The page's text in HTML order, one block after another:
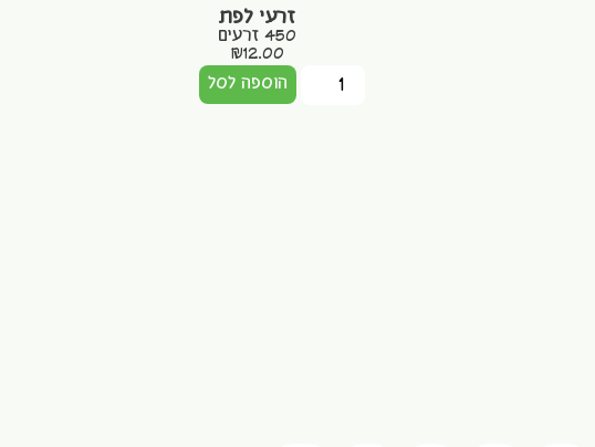
זרעי לפת
450 זרעים
₪12.00
הוספה לסל